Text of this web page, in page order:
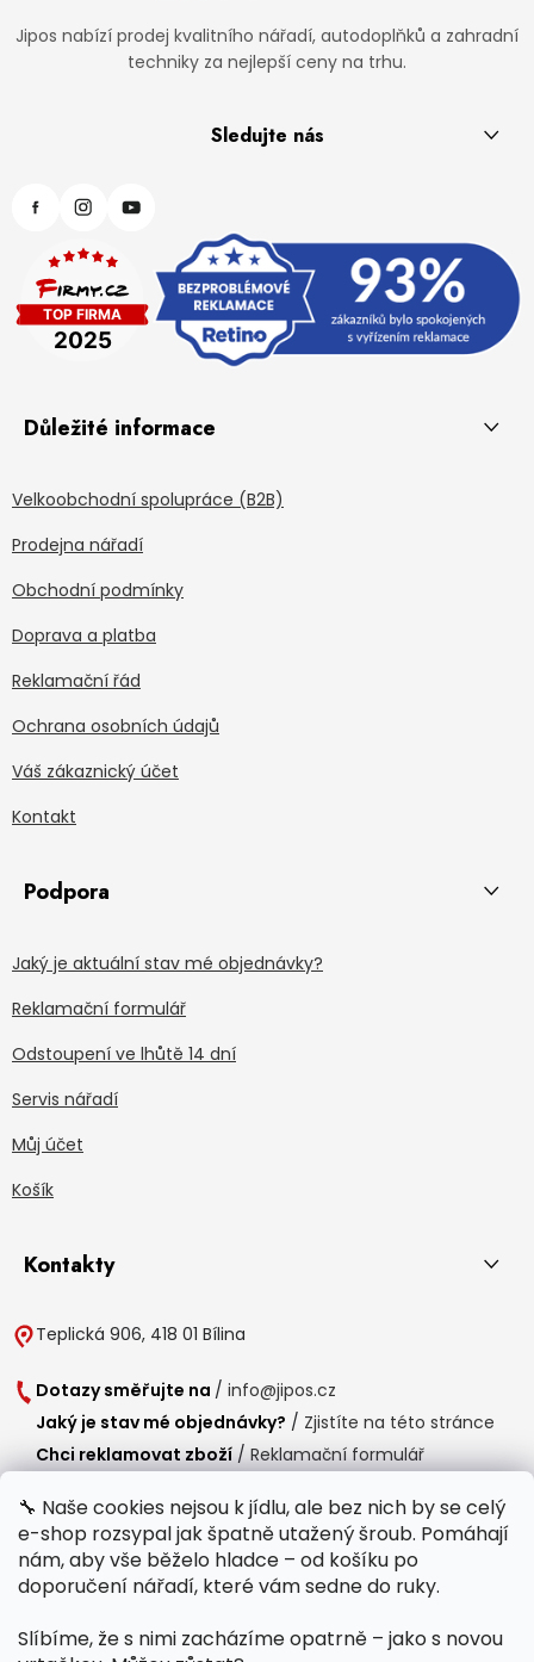
🔧 Naše cookies nejsou k jídlu, ale bez nich by se celý
e-shop rozsypal jak špatně utažený šroub. Pomáhají
nám, aby vše běželo hladce – od košíku po
doporučení nářadí, které vám sedne do ruky.
Slíbíme, že s nimi zacházíme opatrně – jako s novou
Jipos nabízí prodej kvalitního nářadí, autodoplňků a zahradní
techniky za nejlepší ceny na trhu.
Sledujte nás
Důležité informace
Velkoobchodní spolupráce (B2B)
Prodejna nářadí
Obchodní podmínky
Doprava a platba
Reklamační řád
Ochrana osobních údajů
Váš zákaznický účet
Kontakt
Podpora
Jaký je aktuální stav mé objednávky?
Reklamační formulář
Odstoupení ve lhůtě 14 dní
Servis nářadí
Můj účet
Košík
Kontakty
Teplická 906, 418 01 Bílina
Dotazy směřujte na / info@jipos.cz
Jaký je stav mé objednávky? / Zjistíte na této stránce
Chci reklamovat zboží / Reklamační formulář
Provozní doba
Po-Čt / 8:00 - 15:00
Polední přestávka /11:00 - 11:30